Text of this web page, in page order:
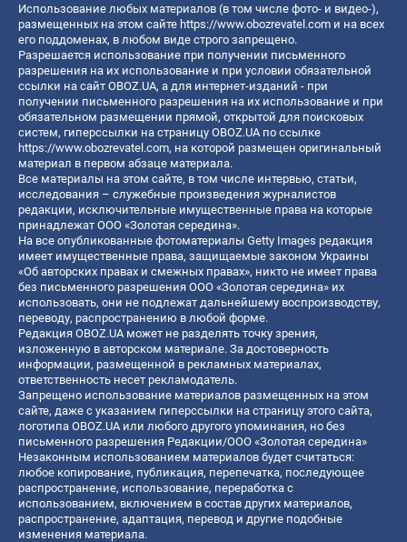
Использование любых материалов (в том числе фото- и видео-),
размещенных на этом сайте https://www.obozrevatel.com и на всех
его поддоменах, в любом виде строго запрещено.
Разрешается использование при получении письменного
разрешения на их использование и при условии обязательной
ссылки на сайт OBOZ.UA, а для интернет-изданий - при
получении письменного разрешения на их использование и при
обязательном размещении прямой, открытой для поисковых
систем, гиперссылки на страницу OBOZ.UA по ссылке
https://www.obozrevatel.com, на которой размещен оригинальный
материал в первом абзаце материала.
Все материалы на этом сайте, в том числе интервью, статьи,
исследования – служебные произведения журналистов
редакции, исключительные имущественные права на которые
принадлежат ООО «Золотая середина».
На все опубликованные фотоматериалы Getty Images редакция
имеет имущественные права, защищаемые законом Украины
«Об авторских правах и смежных правах», никто не имеет права
без письменного разрешения ООО «Золотая середина» их
использовать, они не подлежат дальнейшему воспроизводству,
переводу, распространению в любой форме.
Редакция OBOZ.UA может не разделять точку зрения,
изложенную в авторском материале. За достоверность
информации, размещенной в рекламных материалах,
ответственность несет рекламодатель.
Запрещено использование материалов размещенных на этом
сайте, даже с указанием гиперссылки на страницу этого сайта,
логотипа OBOZ.UA или любого другого упоминания, но без
письменного разрешения Редакции/ООО «Золотая середина»
Незаконным использованием материалов будет считаться:
любое копирование, публикация, перепечатка, последующее
распространение, использование, переработка с
использованием, включением в состав других материалов,
распространение, адаптация, перевод и другие подобные
изменения материала.